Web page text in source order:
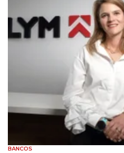
BANCOS